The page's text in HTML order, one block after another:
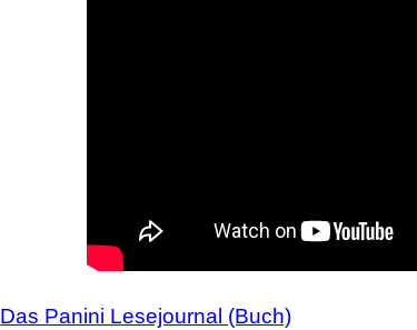
Das Panini Lesejournal (Buch)